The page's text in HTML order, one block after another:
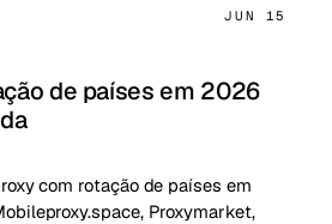
JUN 15
de países em 2026
com rotação de países em
Proxymarket,